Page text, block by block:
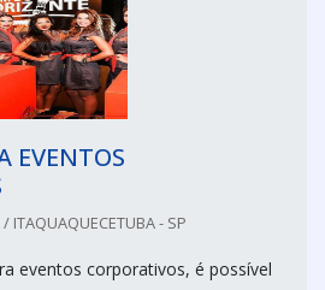
EVENTOS
ITAQUAQUECETUBA - SP
eventos corporativos, é possível